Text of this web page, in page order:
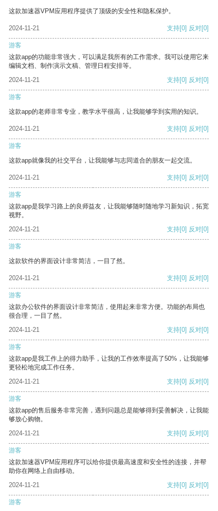
这款加速器VPM应用程序提供了顶级的安全性和隐私保护。
2024-11-21 支持[0] 反对[0]
游客
这款app的功能非常强大，可以满足我所有的工作需求。我可以使用它来
编辑文档、制作演示文稿、管理日程安排等。
2024-11-21
支持[0] 反对[0]
游客
这款app的老师非常专业，教学水平很高，让我能够学到实用的知识。
2024-11-21 支持[0] 反对[0]
游客
这款app就像我的社交平台，让我能够与志同道合的朋友一起交流。
2024-11-21 支持[0] 反对[0]
游客
这款app是我学习路上的良师益友，让我能够随时随地学习新知识，拓宽
视野。
2024-11-21
支持[0] 反对[0]
游客
这款软件的界面设计非常简洁，一目了然。
2024-11-21 支持[0] 反对[0]
游客
这款办公软件的界面设计非常简洁，使用起来非常方便。功能的布局也
很合理，一目了然。
2024-11-21
支持[0] 反对[0]
游客
这款app是我工作上的得力助手，让我的工作效率提高了50%，让我能够
更轻松地完成工作任务。
2024-11-21
支持[0] 反对[0]
游客
这款app的售后服务非常完善，遇到问题总是能够得到妥善解决，让我能
够放心购物。
2024-11-21
支持[0] 反对[0]
游客
这款加速器VPM应用程序可以给你提供最高速度和安全性的连接，并帮
助你在网络上自由移动。
2024-11-21
支持[0] 反对[0]
游客